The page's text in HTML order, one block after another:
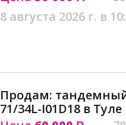
8 августа 2026 г. в
Продам:
71/34L-I01D18 в Туле